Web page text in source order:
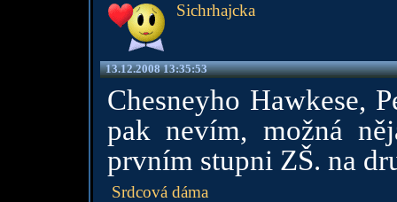
Sichrhajcka
13.12.2008 13:35:53
Chesneyho Hawkese,
pak nevím, možná
prvním stupni ZŠ. na
Srdcová dáma